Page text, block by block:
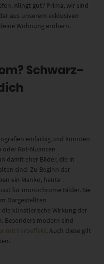
Klingt gut? Prima, wir sind
aus unserem exklusiven
Wohnung erobern.
Schwarz-
einfarbig und könnten
oder Rot-Nuancen
damit eher Bilder, die in
sind. Zu Beginn der
ein Manko, heute
für monochrome Bilder. Sie
Dargestellten
künstlerische Wirkung der
Besonders modern sind
mit Farbeffekt. Auch diese gilt